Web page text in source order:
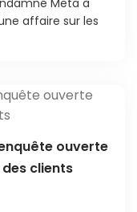
Meta à
affaire sur les
ouverte
clients